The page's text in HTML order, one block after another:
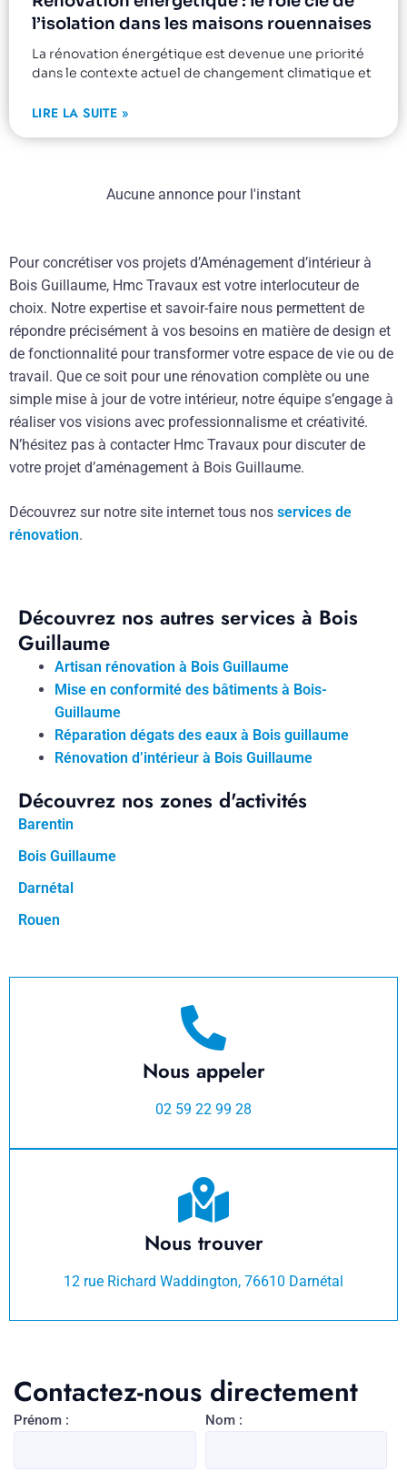
l’isolation dans les maisons rouennaises
La rénovation énergétique est devenue une priorité
dans le contexte actuel de changement climatique et
LIRE LA SUITE »
Aucune annonce pour l'instant
Pour concrétiser vos projets d’Aménagement d’intérieur à
Bois Guillaume, Hmc Travaux est votre interlocuteur de
choix. Notre expertise et savoir-faire nous permettent de
répondre précisément à vos besoins en matière de design et
de fonctionnalité pour transformer votre espace de vie ou de
travail. Que ce soit pour une rénovation complète ou une
simple mise à jour de votre intérieur, notre équipe s’engage à
réaliser vos visions avec professionnalisme et créativité.
N’hésitez pas à contacter Hmc Travaux pour discuter de
votre projet d’aménagement à Bois Guillaume.
Découvrez sur notre site internet tous nos services de
rénovation.
Découvrez nos autres services à Bois
Guillaume
Artisan rénovation à Bois Guillaume
Mise en conformité des bâtiments à Bois-
Guillaume
Réparation dégats des eaux à Bois guillaume
Rénovation d’intérieur à Bois Guillaume
Découvrez nos zones d'activités
Barentin
Bois Guillaume
Darnétal
Rouen
Nous appeler
02 59 22 99 28
Nous trouver
12 rue Richard Waddington, 76610 Darnétal
Contactez-nous directement
Prénom : Nom :